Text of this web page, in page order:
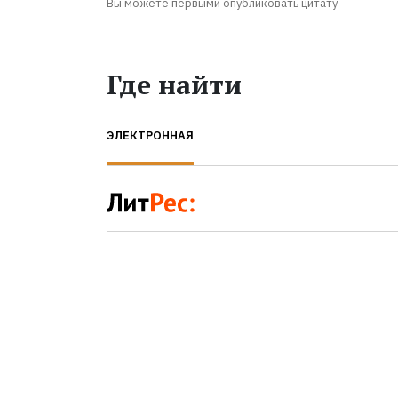
Вы можете первыми опубликовать цитату
Где найти
ЭЛЕКТРОННАЯ